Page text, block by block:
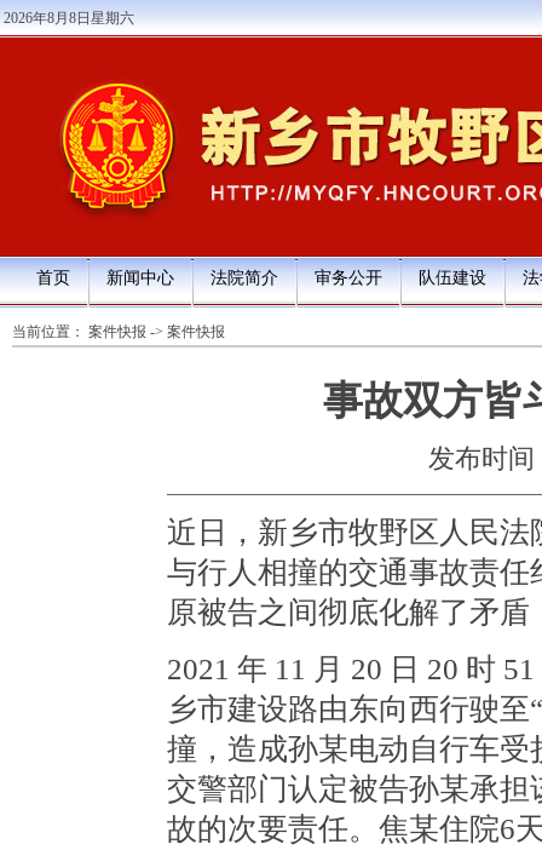
2026年8月8日星期六
首页 新闻中心 法院简介 审务公开 队伍建设
当前位置： 案件快报 -> 案件快报
事故双方皆
发布时间
近日，新乡市牧野区人民
与行人相撞的交通事故责
原被告之间彻底化解了矛
2021 年 11 月 20 日 20 时
乡市建设路由东向西行驶
撞，造成孙某电动自行车
交警部门认定被告孙某承
故的次要责任。焦某住院6